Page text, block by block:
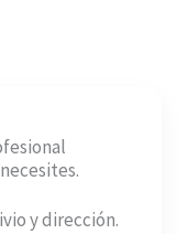
y dirección.